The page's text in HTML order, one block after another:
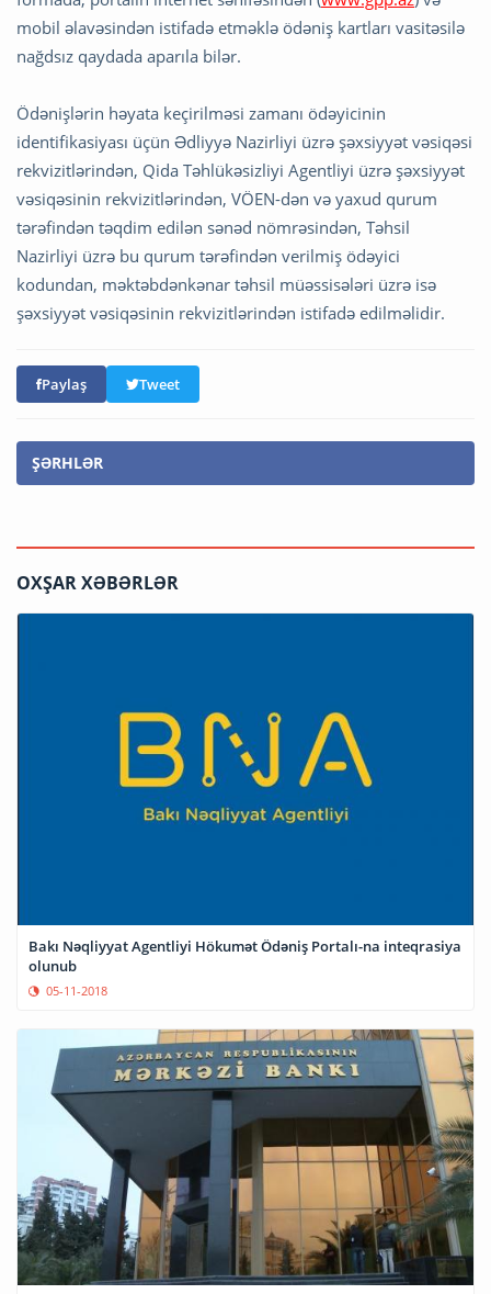
mobil əlavəsindən istifadə etməklə ödəniş kartları vasitəsilə
nağdsız qaydada aparıla bilər.
Ödənişlərin həyata keçirilməsi zamanı ödəyicinin
identifikasiyası üçün Ədliyyə Nazirliyi üzrə şəxsiyyət vəsiqəsi
rekvizitlərindən, Qida Təhlükəsizliyi Agentliyi üzrə şəxsiyyət
vəsiqəsinin rekvizitlərindən, VÖEN-dən və yaxud qurum
tərəfindən təqdim edilən sənəd nömrəsindən, Təhsil
Nazirliyi üzrə bu qurum tərəfindən verilmiş ödəyici
kodundan, məktəbdənkənar təhsil müəssisələri üzrə isə
şəxsiyyət vəsiqəsinin rekvizitlərindən istifadə edilməlidir.
Paylaş Tweet
ŞƏRHLƏR
OXŞAR XƏBƏRLƏR
Bakı Nəqliyyat Agentliyi Hökumət Ödəniş Portalı-na inteqrasiya
olunub
05-11-2018